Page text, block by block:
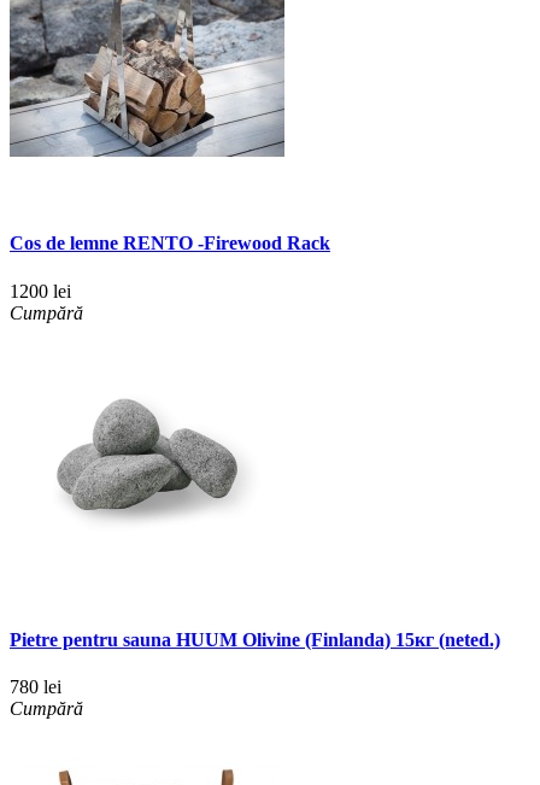
Cos de lemne RENTO -Firewood Rack
1200 lei
Cumpără
Pietre pentru sauna HUUM Olivine (Finlanda) 15кг (neted.)
780 lei
Cumpără